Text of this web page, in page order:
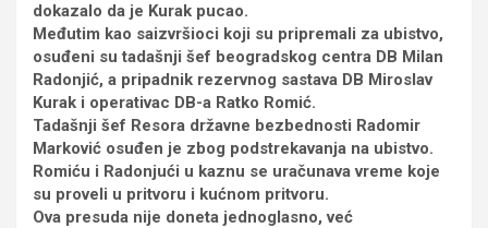
dokazalo da je Kurak pucao.
Međutim kao saizvršioci koji su pripremali za ubistvo,
osuđeni su tadašnji šef beogradskog centra DB Milan
Radonjić, a pripadnik rezervnog sastava DB Miroslav
Kurak i operativac DB-a Ratko Romić.
Tadašnji šef Resora državne bezbednosti Radomir
Marković osuđen je zbog podstrekavanja na ubistvo.
Romiću i Radonjući u kaznu se uračunava vreme koje
su proveli u pritvoru i kućnom pritvoru.
Ova presuda nije doneta jednoglasno, već